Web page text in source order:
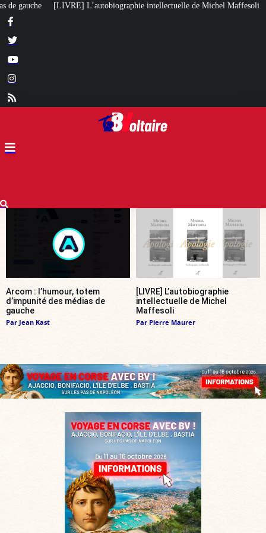
intellectuelle de Michel Maffesoli Pour regagner son influence en
Arcom : l’humour, totem
d’impunité des médias de
gauche
Par Jean Kast
[LIVRE] L’autobiographie
intellectuelle de Michel
Maffesoli
Par Pierre Maurer